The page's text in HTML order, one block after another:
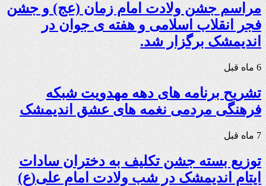
مراسم جشن ولادت امام زمان (عج) و جشن
فجر انقلاب اسلامی و هفته ی جوان در
اندیمشک برگزار شد.
6 ماه قبل
تشریح برنامه های دهه مهدویت شبکه
فرهنگی مردمی نغمه های عشق اندیمشک
7 ماه قبل
توزیع بسته جشن تکلیف به دختران سادات
ایتام اندیمشک در شب ولادت امام علی(ع)